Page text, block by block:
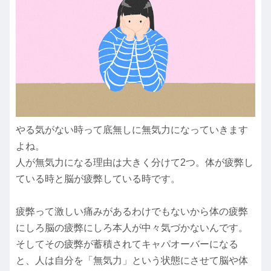
やる気がない時って底無しに無気力になっていきます
よね。
人が無気力になる理由は大きく分けて2つ。体が疲弊し
ている時と脳が疲弊している時です。
疲弊って激しい痛みがあるわけでもないから体の疲弊
にしろ脳の疲弊にしろ本人が中々気づかないんです。
そしてその疲弊が蓄積されてキャパオーバーになる
と、人は自分を「無気力」という状態にさせて脳や体